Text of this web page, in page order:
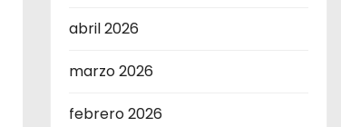
abril 2026
marzo 2026
febrero 2026